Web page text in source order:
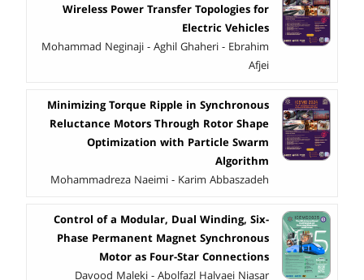
Wireless Power Transfer Topologies for
Electric Vehicles
Mohammad Neginaji - Aghil Ghaheri - Ebrahim
Afjei
Minimizing Torque Ripple in Synchronous
Reluctance Motors Through Rotor Shape
Optimization with Particle Swarm
Algorithm
Mohammadreza Naeimi - Karim Abbaszadeh
Control of a Modular, Dual Winding, Six-
Phase Permanent Magnet Synchronous
Motor as Four-Star Connections
Davood Maleki - Abolfazl Halvaei Niasar